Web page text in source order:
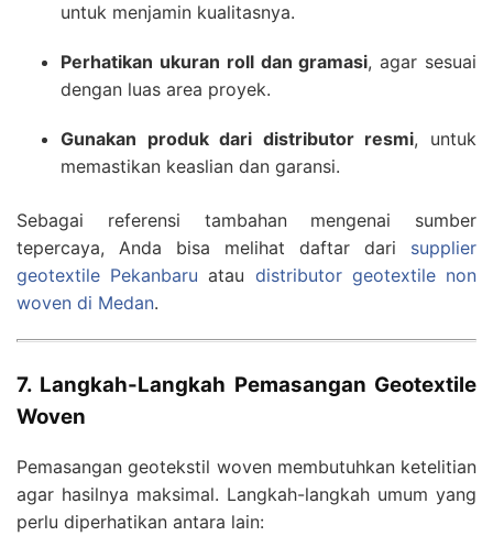
untuk menjamin kualitasnya.
Perhatikan ukuran roll dan gramasi, agar sesuai
dengan luas area proyek.
Gunakan produk dari distributor resmi, untuk
memastikan keaslian dan garansi.
Sebagai referensi tambahan mengenai sumber
tepercaya, Anda bisa melihat daftar dari supplier
geotextile Pekanbaru atau distributor geotextile non
woven di Medan.
7. Langkah-Langkah Pemasangan Geotextile
Woven
Pemasangan geotekstil woven membutuhkan ketelitian
agar hasilnya maksimal. Langkah-langkah umum yang
perlu diperhatikan antara lain: